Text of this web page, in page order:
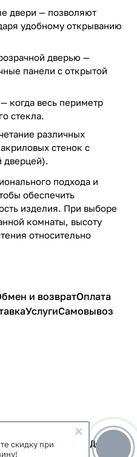
двери — позволяют
удобному открыванию
дверью —
панели с открытой
когда весь периметр
стекла.
различных
стенок с
дверцей).
подхода и
обеспечить
изделия. При выборе
комнаты, высоту
относительно
и возвратОплата
УслугиСамовывоз
шоссе 47
скидку при